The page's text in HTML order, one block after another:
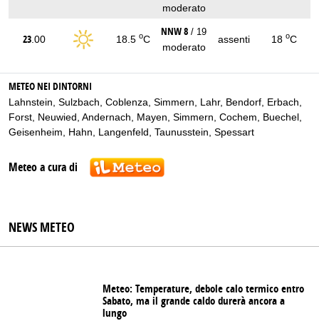
moderato
23 .00 18.5 oC
NNW 8 / 19
moderato
assenti 18 oC
METEO NEI DINTORNI
Lahnstein Sulzbach Coblenza Simmern Lahr, Bendorf Erbach
Forst Neuwied Andernach Mayen Simmern Cochem Buechel
Geisenheim
Hahn Langenfeld Taunusstein Spessart
Meteo a cura di
NEWS METEO
Meteo: Temperature, debole calo termico entro
Sabato, ma il grande caldo durerà ancora a
lungo